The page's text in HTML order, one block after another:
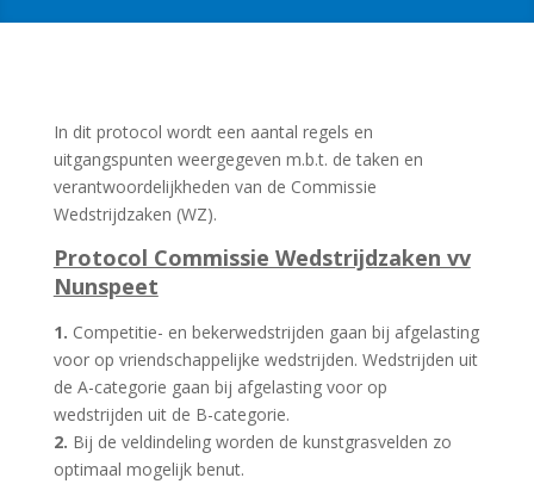
In dit protocol wordt een aantal regels en
uitgangspunten weergegeven m.b.t. de taken en
verantwoordelijkheden van de Commissie
Wedstrijdzaken (WZ).
Protocol Commissie Wedstrijdzaken vv
Nunspeet
1. Competitie- en bekerwedstrijden gaan bij afgelasting
voor op vriendschappelijke wedstrijden. Wedstrijden uit
de A-categorie gaan bij afgelasting voor op
wedstrijden uit de B-categorie.
2. Bij de veldindeling worden de kunstgrasvelden zo
optimaal mogelijk benut.